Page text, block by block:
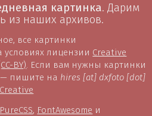
картинка. Дарим
из наших архивов.
все картинки
условиях лицензии Creative
BY). Если вам нужны картинки
— пишите на hires [at] dxfoto [dot]
PureCSS, FontAwesome и